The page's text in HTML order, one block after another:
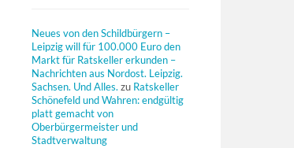
Neues von den Schildbürgern –
Leipzig will für 100.000 Euro den
Markt für Ratskeller erkunden –
Nachrichten aus Nordost. Leipzig.
Sachsen. Und Alles. zu Ratskeller
Schönefeld und Wahren: endgültig
platt gemacht von
Oberbürgermeister und
Stadtverwaltung